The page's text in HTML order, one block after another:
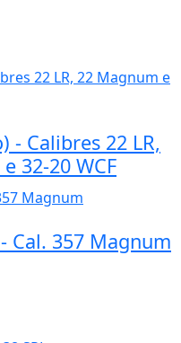
- Calibres 22 LR,
32-20 WCF
Cal. 357 Magnum